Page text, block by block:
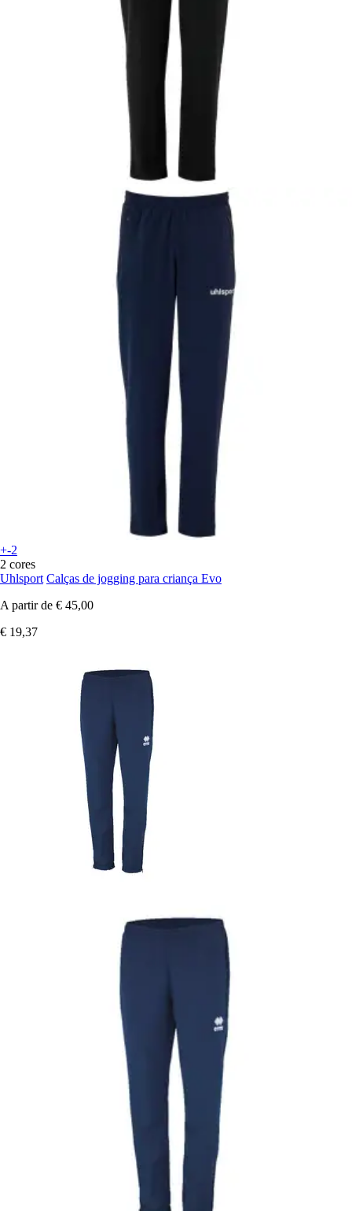
+-2
2 cores
Uhlsport Calças de jogging para criança Evo
A partir de € 45,00
€ 19,37